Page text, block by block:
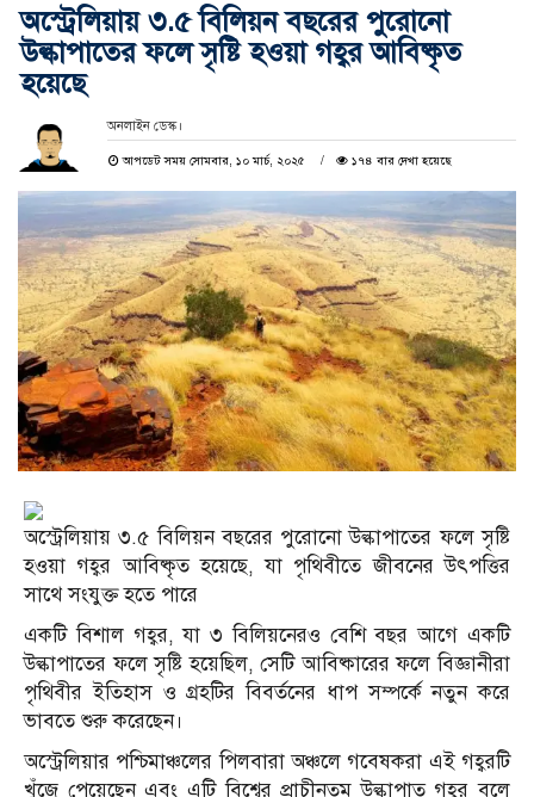
অস্ট্রেলিয়ায় ৩.৫ বিলিয়ন বছরের পুরোনো
উল্কাপাতের ফলে সৃষ্টি হওয়া গহ্বর আবিষ্কৃত
হয়েছে
অনলাইন ডেস্ক।
আপডেট সময় সোমবার, ১০ মার্চ, ২০২৫ ১৭৪ বার দেখা হয়েছে
অস্ট্রেলিয়ায় ৩.৫ বিলিয়ন বছরের পুরোনো উল্কাপাতের ফলে সৃষ্টি
হওয়া গহ্বর আবিষ্কৃত হয়েছে, যা পৃথিবীতে জীবনের উৎপত্তির
সাথে সংযুক্ত হতে পারে
একটি বিশাল গহ্বর, যা ৩ বিলিয়নেরও বেশি বছর আগে একটি
উল্কাপাতের ফলে সৃষ্টি হয়েছিল, সেটি আবিষ্কারের ফলে বিজ্ঞানীরা
পৃথিবীর ইতিহাস ও গ্রহটির বিবর্তনের ধাপ সম্পর্কে নতুন করে
ভাবতে শুরু করেছেন।
অস্ট্রেলিয়ার পশ্চিমাঞ্চলের পিলবারা অঞ্চলে গবেষকরা এই গহ্বরটি
খুঁজে পেয়েছেন এবং এটি বিশ্বের প্রাচীনতম উল্কাপাত গহ্বর বলে